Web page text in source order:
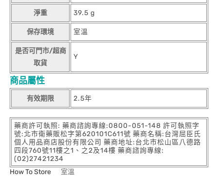
淨重 39.5 g
保存環境 室溫
是否可門市/超商
取貨
Y
商品屬性
有效期限 2.5年
藥商許可執照: 藥商諮詢專線:0800-051-148 許可執照字
號:北市衛藥販松字第620101C611號 藥商名稱:台灣屈臣氏
個人用品商店股份有限公司 藥商地址:台北市松山區八德路
四段760號11樓之1、之2及14樓 藥商諮詢專線:
(02)27421234
How To Store
室溫